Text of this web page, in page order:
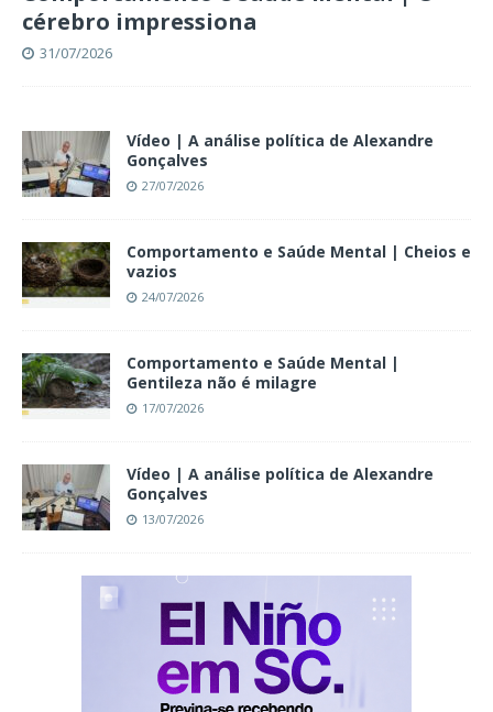
cérebro impressiona
31/07/2026
Vídeo | A análise política de Alexandre
Gonçalves
27/07/2026
Comportamento e Saúde Mental | Cheios e
vazios
24/07/2026
Comportamento e Saúde Mental |
Gentileza não é milagre
17/07/2026
Vídeo | A análise política de Alexandre
Gonçalves
13/07/2026